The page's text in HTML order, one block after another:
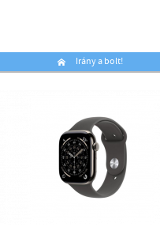
Irány a bolt!